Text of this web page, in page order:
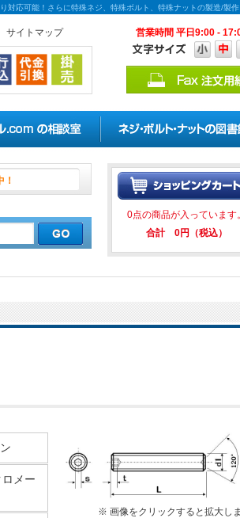
応可能！さらに特殊ネジ、特殊ボルト、特殊ナットの製造/製作
サイトマップ 営業時間 平日9:00 -
トの割引キャンペ
0点の商品が入っています。
合計 0円（税込）
メー
※ 画像をクリックすると拡大し